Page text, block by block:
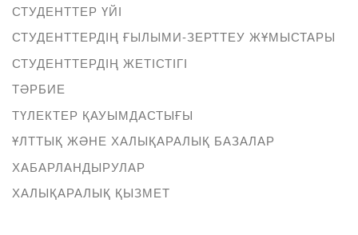
СТУДЕНТТЕР ҮЙІ
СТУДЕНТТЕРДІҢ ҒЫЛЫМИ-ЗЕРТТЕУ ЖҰМЫСТАРЫ
СТУДЕНТТЕРДІҢ ЖЕТІСТІГІ
ТӘРБИЕ
ТҮЛЕКТЕР ҚАУЫМДАСТЫҒЫ
ҰЛТТЫҚ ЖӘНЕ ХАЛЫҚАРАЛЫҚ БАЗАЛАР
ХАБАРЛАНДЫРУЛАР
ХАЛЫҚАРАЛЫҚ ҚЫЗМЕТ